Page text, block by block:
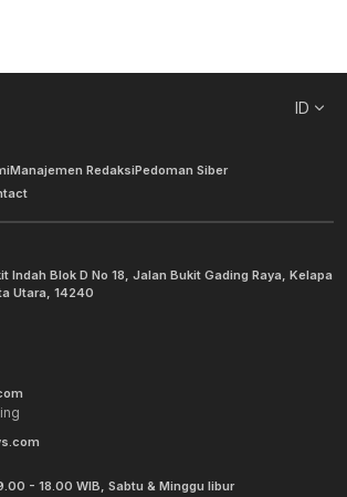
ID
Manajemen RedaksiPedoman Siber
Indah Blok D No 18, Jalan Bukit Gading Raya, Kelapa
Utara, 14240
- 18.00 WIB, Sabtu & Minggu libur